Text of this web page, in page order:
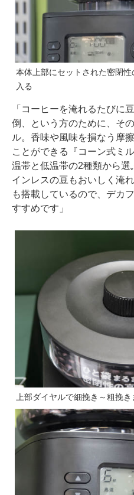
本体上部にセットされた密閉
入る
「コーヒーを淹れるたびに
倒、という方のために、そ
ル。香味や風味を損なう摩
ことができる『コーン式ミ
温帯と低温帯の2種類から選
インレスの豆もおいしく淹
も搭載しているので、デカ
すすめです」
上部ダイヤルで細挽き～粗挽